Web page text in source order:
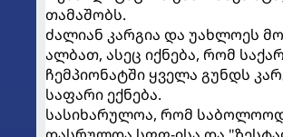
თამაშობს.
ძალიან კარგია და უახლოეს
ალბათ, ასეც იქნება, რომ
ჩემპიონატში ყველა გუნდს
საფარი ექნება.
სასიხარულოა, რომ